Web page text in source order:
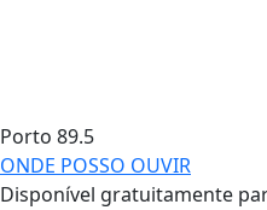
Porto 89.5
ONDE POSSO OUVIR
Disponível gratuitamente